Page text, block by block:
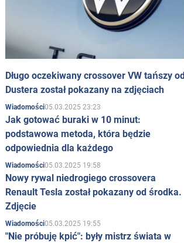
Długo oczekiwany crossover VW tańszy od
Dustera został pokazany na zdjęciach
Wiadomości05.03.2025 23:23
Jak gotować buraki w 10 minut:
podstawowa metoda, która będzie
odpowiednia dla każdego
Wiadomości05.03.2025 19:58
Nowy rywal niedrogiego crossovera
Renault Tesla został pokazany od środka.
Zdjęcie
Wiadomości05.03.2025 19:55
"Nie próbuję kpić": były mistrz świata w